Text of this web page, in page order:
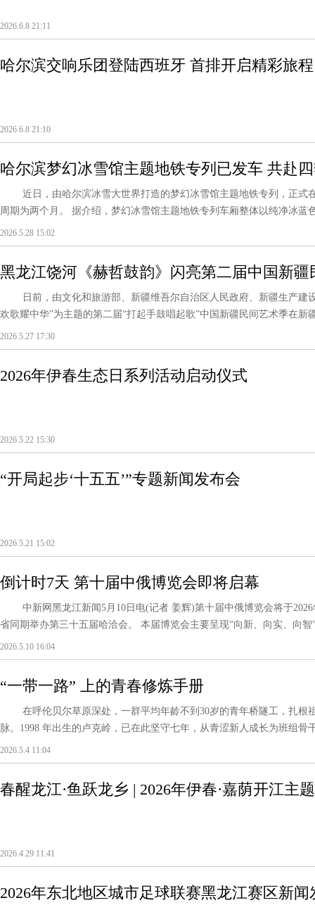
2026.6.8 21:11
哈尔滨交响乐团登陆西班牙 首排开启精彩旅程
2026.6.8 21:10
哈尔滨梦幻冰雪馆主题地铁专列已发车 共赴
近日，由哈尔滨冰雪大世界打造的梦幻冰雪馆主题地铁专列，正式
周期为两个月。 据介绍，梦幻冰雪馆主题地铁专列车厢整体以纯净冰蓝
2026.5.28 15:02
黑龙江饶河《赫哲鼓韵》闪亮第二届中国新疆
日前，由文化和旅游部、新疆维吾尔自治区人民政府、新疆生产建
欢歌耀中华”为主题的第二届“打起手鼓唱起歌”中国新疆民间艺术季在新
2026.5.27 17:30
2026年伊春生态日系列活动启动仪式
2026.5.22 15:30
“开局起步‘十五五’”专题新闻发布会
2026.5.21 15:02
倒计时7天 第十届中俄博览会即将启幕
中新网黑龙江新闻5月10日电(记者 姜辉)第十届中俄博览会将于2026
省同期举办第三十五届哈洽会。 本届博览会主要呈现“向新、向实、向
2026.5.10 16:04
“一带一路” 上的青春修炼手册
在呼伦贝尔草原深处，一群平均年龄不到30岁的青年桥隧工，扎根
脉。1998 年出生的卢克岭，已在此坚守七年，从青涩新人成长为班组骨
2026.5.4 11:04
春醒龙江·鱼跃龙乡 | 2026年伊春·嘉荫开江主
2026.4.29 11:41
2026年东北地区城市足球联赛黑龙江赛区新闻